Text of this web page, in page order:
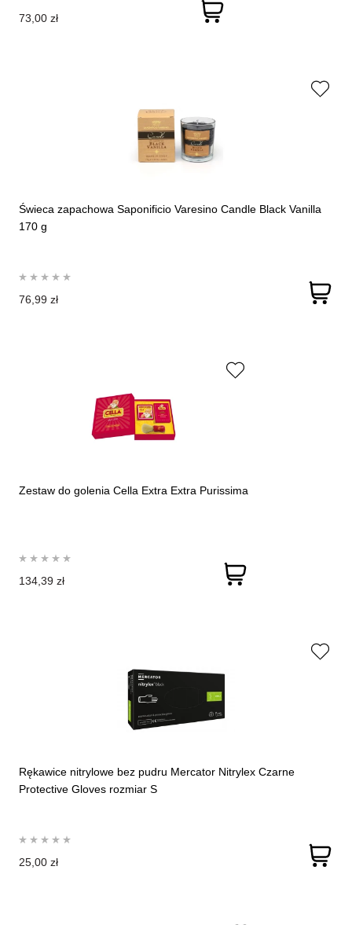
73,00 zł
Świeca zapachowa Saponificio Varesino Candle Black Vanilla
170 g
76,99 zł
Zestaw do golenia Cella Extra Extra Purissima
134,39 zł
Rękawice nitrylowe bez pudru Mercator Nitrylex Czarne
Protective Gloves rozmiar S
25,00 zł